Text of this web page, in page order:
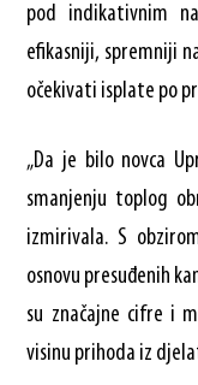
pod indikativnim
efikasniji, spremniji
očekivati isplate po
„Da je bilo novca
smanjenju toplog
izmirivala. S
osnovu presuđenih
su značajne cifre i
visinu prihoda iz